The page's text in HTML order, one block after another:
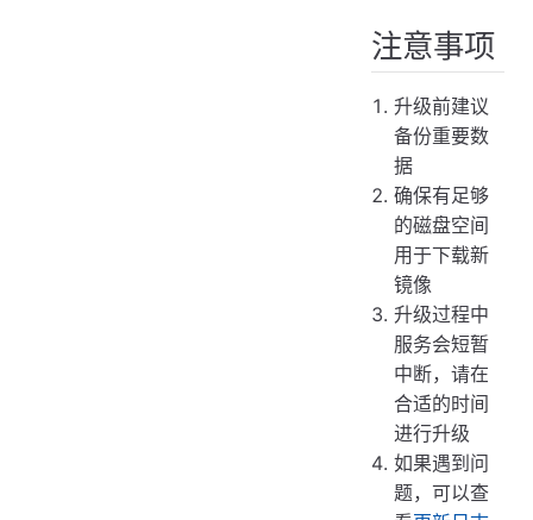
注意事项
升级前建议
备份重要数
据
确保有足够
的磁盘空间
用于下载新
镜像
升级过程中
服务会短暂
中断，请在
合适的时间
进行升级
如果遇到问
题，可以查